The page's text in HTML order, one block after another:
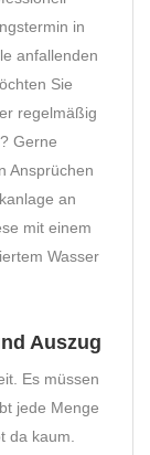
in
anfallenden
Sie
regelmäßig
Gerne
Ansprüchen
an
mit einem
Wasser
Auszug
Es müssen
jede Menge
da kaum.